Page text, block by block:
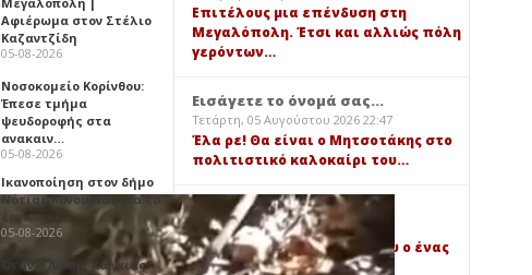
Αφιέρωμα στον Στέλιο
Καζαντζίδη
05-08-2026
Νοσοκομείο Κορίνθου:
Έπεσε τμήμα
ψευδοροφής στα
ανακαιν…
05-08-2026
Ικανοποίηση στον δήμο
Νότιας Κυνουρίας για το
έργο που …
05-08-2026
Όταν ο Λάκης Χαλκιάς
Επιτέλους μια επένδυση στη
Μεγαλόπολη. Έτσι και αλλιώς πόλη
γερόντων…
Εισάγετε το όνομά σας...
Τετάρτη, 05 Αυγούστου 2026 22:47
Έλα ρε! Θα είναι ο Μητσοτάκης στο
πολιτιστικό καλοκαίρι του…
Εισάγετε το όνομά σας...
Τετάρτη, 05 Αυγούστου 2026 19:24
Η κλασική περίπτωση όπου ο ένας
στους δύο είναι άσχετος…